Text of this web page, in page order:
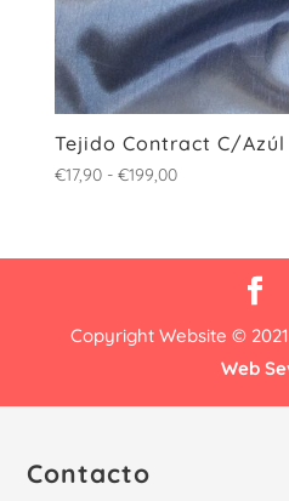
Tejido Contract C/Azúl
€17,90 - €199,00Rango
desde
€199,00
Copyright Website ©
Web
Contacto